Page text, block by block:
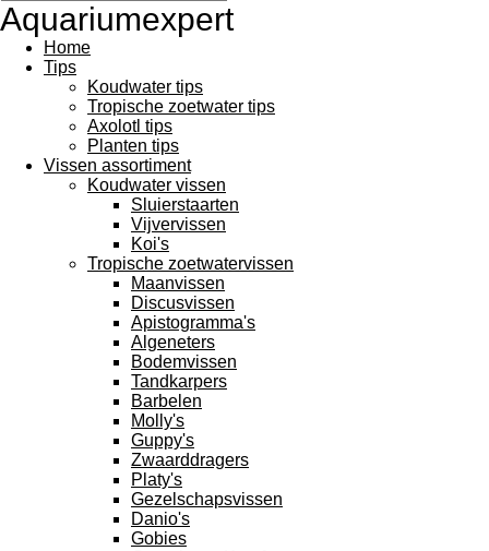
Aquariumexpert
Home
Tips
Koudwater tips
Tropische zoetwater tips
Axolotl tips
Planten tips
Vissen assortiment
Koudwater vissen
Sluierstaarten
Vijvervissen
Koi's
Tropische zoetwatervissen
Maanvissen
Discusvissen
Apistogramma's
Algeneters
Bodemvissen
Tandkarpers
Barbelen
Molly's
Guppy's
Zwaarddragers
Platy's
Gezelschapsvissen
Danio's
Gobies